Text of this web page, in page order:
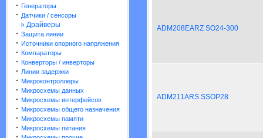
· Генераторы
· Датчики / сенсоры
» Драйверы
· Защита линии
· Источники опорного напряжения
· Компараторы
· Конверторы / инверторы
· Линии задержки
· Микроконтроллеры
· Микросхемы данных
· Микросхемы интерфейсов
· Микросхемы общего назначения
· Микросхемы памяти
· Микросхемы питания
ADM208EARZ SO24-300
ADM211ARS SSOP28